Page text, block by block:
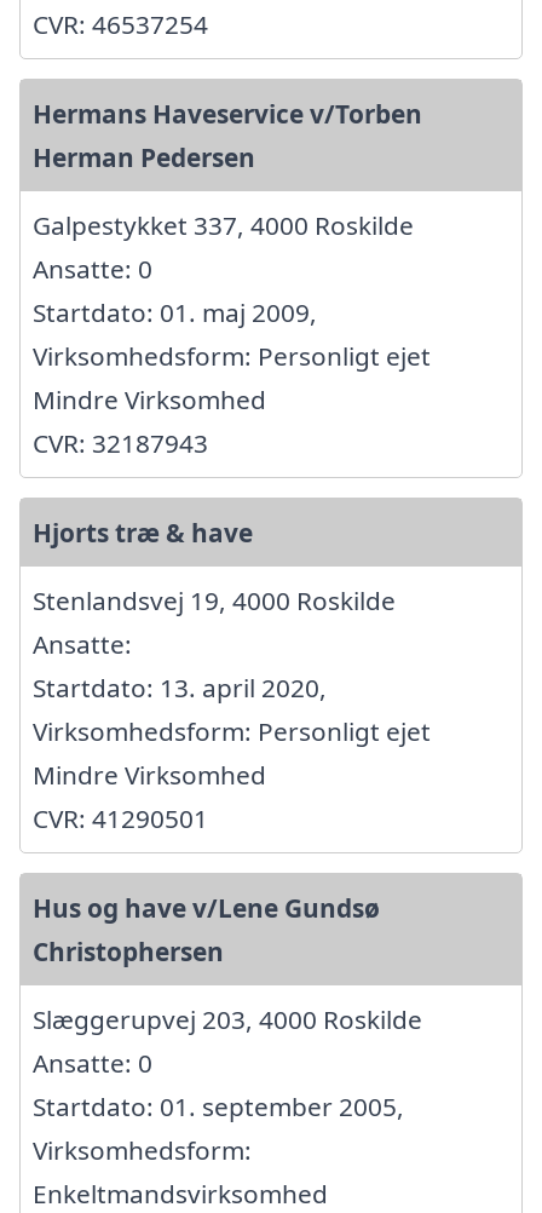
CVR: 46537254
Hermans Haveservice v/Torben
Herman Pedersen
Galpestykket 337, 4000 Roskilde
Ansatte: 0
Startdato: 01. maj 2009,
Virksomhedsform: Personligt ejet
Mindre Virksomhed
CVR: 32187943
Hjorts træ & have
Stenlandsvej 19, 4000 Roskilde
Ansatte:
Startdato: 13. april 2020,
Virksomhedsform: Personligt ejet
Mindre Virksomhed
CVR: 41290501
Hus og have v/Lene Gundsø
Christophersen
Slæggerupvej 203, 4000 Roskilde
Ansatte: 0
Startdato: 01. september 2005,
Virksomhedsform:
Enkeltmandsvirksomhed